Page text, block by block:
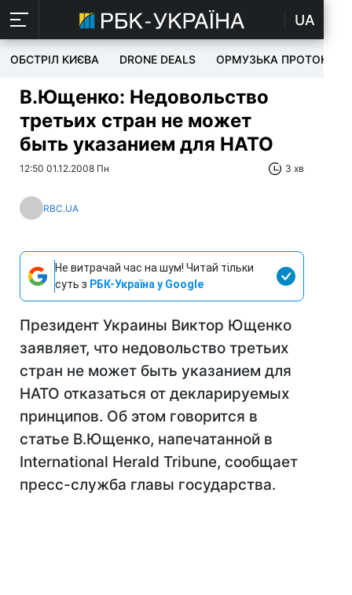
UA
ОБСТРІЛ КИЄВА DRONE DEALS ОРМУЗЬКА ПРОТОКА
В.Ющенко: Недовольство
третьих стран не может
быть указанием для НАТО
12:50 01.12.2008 Пн 3 хв
RBC.UA
Не витрачай час на шум! Читай тільки
суть з РБК-Україна у Google
Президент Украины Виктор Ющенко
заявляет, что недовольство третьих
стран не может быть указанием для
НАТО отказаться от декларируемых
принципов. Об этом говорится в
статье В.Ющенко, напечатанной в
International Herald Tribune, сообщает
пресс-служба главы государства.